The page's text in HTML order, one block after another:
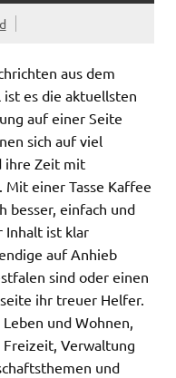
aus dem
ist es die aktuellsten
auf einer Seite
sich auf viel
ihre Zeit mit
einer Tasse Kaffee
besser, einfach und
Inhalt ist klar
auf Anhieb
sind oder einen
ihr treuer Helfer.
und Wohnen,
Freizeit, Verwaltung
und